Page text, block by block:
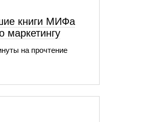
книги МИФа
маркетингу
на прочтение